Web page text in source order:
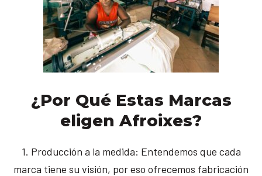
¿Por Qué Estas Marcas
eligen Afroixes?
1. Producción a la medida: Entendemos que cada
marca tiene su visión, por eso ofrecemos fabricación